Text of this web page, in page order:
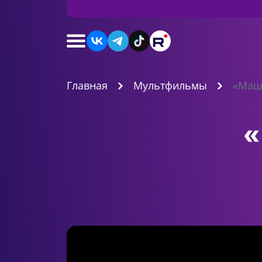
Главная Мультфильмы